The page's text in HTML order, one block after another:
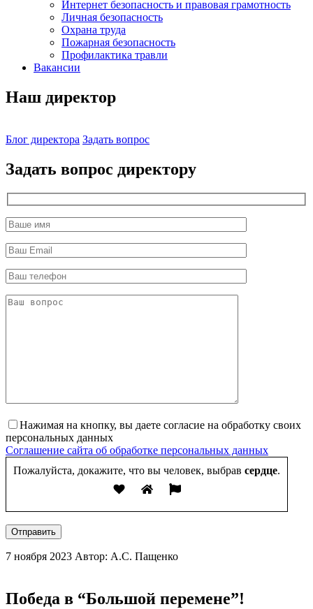
Интернет безопасность и правовая грамотность
Личная безопасность
Охрана труда
Пожарная безопасность
Профилактика травли
Вакансии
Наш директор
Блог директора Задать вопрос
Задать вопрос директору
Нажимая на кнопку, вы даете согласие на обработку своих
персональных данных
Соглашение сайта об обработке персональных данных
Пожалуйста, докажите, что вы человек, выбрав сердце.
Отправить
7 ноября 2023 Автор: А.С. Пащенко
Победа в “Большой перемене”!